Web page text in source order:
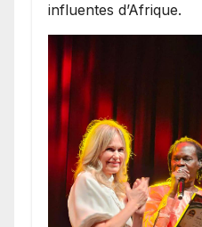
influentes d’Afrique.